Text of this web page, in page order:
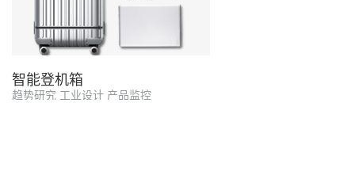
智能登机箱
趋势研究 工业设计 产品监控